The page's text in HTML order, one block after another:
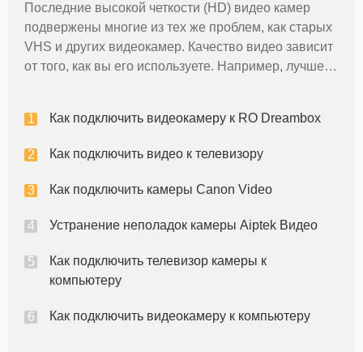
placement.You
Последние высокой четкости (HD) видео камер
подвержены многие из тех же проблем, как старых
VHS и других видеокамер. Качество видео зависит
от того, как вы его используете. Например, лучше
неподвижно, как это возможно, и и
Как подключить видеокамеру к RO Dreambox
Как подключить видео к телевизору
Как подключить камеры Canon Video
Устранение неполадок камеры Aiptek Видео
Как подключить телевизор камеры к
компьютеру
Как подключить видеокамеру к компьютеру